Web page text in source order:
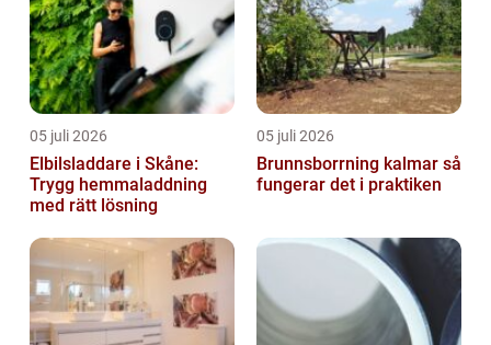
05 juli 2026
Elbilsladdare i Skåne:
Trygg hemmaladdning
med rätt lösning
05 juli 2026
Brunnsborrning kalmar så
fungerar det i praktiken